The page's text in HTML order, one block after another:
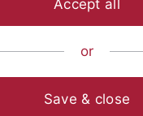
Accept all
or
Save & close